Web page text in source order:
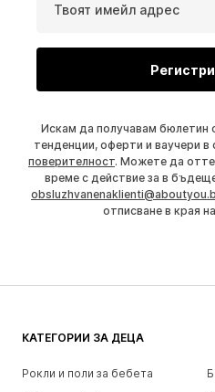
Твоят имейл адрес
Искам да получавам бюлетин
тенденции, оферти и ваучери в
поверителност. Можете да
време с действие за в
отписване в края
КАТЕГОРИИ ЗА ДЕЦА
Рокли и поли за бебета